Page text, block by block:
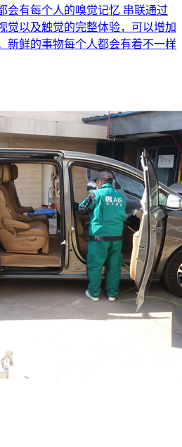
会有每个人的嗅觉记忆 串联通过
觉以及触觉的完整体验，可以增加
新鲜的事物每个人都会有着不一样